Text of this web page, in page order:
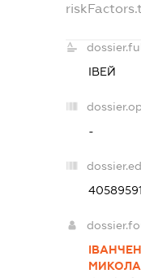
ІВЕЙ
-
40589591